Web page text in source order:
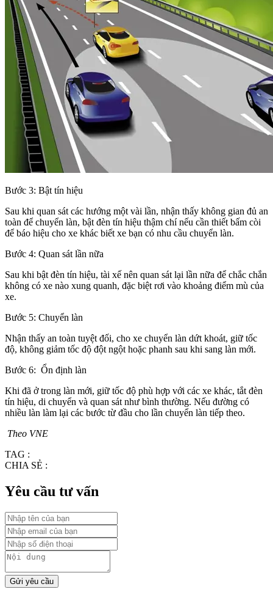
Bước 3: Bật tín hiệu
Sau khi quan sát các hướng một vài lần, nhận thấy không gian đủ an
toàn để chuyển làn, bật đèn tín hiệu thậm chí nếu cần thiết bấm còi
để báo hiệu cho xe khác biết xe bạn có nhu cầu chuyển làn.
Bước 4: Quan sát lần nữa
Sau khi bật đèn tín hiệu, tài xế nên quan sát lại lần nữa để chắc chắn
không có xe nào xung quanh, đặc biệt rơi vào khoảng điểm mù của
xe.
Bước 5: Chuyển làn
Nhận thấy an toàn tuyệt đối, cho xe chuyển làn dứt khoát, giữ tốc
độ, không giảm tốc độ đột ngột hoặc phanh sau khi sang làn mới.
Bước 6: Ổn định làn
Khi đã ở trong làn mới, giữ tốc độ phù hợp với các xe khác, tắt đèn
tín hiệu, di chuyển và quan sát như bình thường. Nếu đường có
nhiều làn làm lại các bước từ đầu cho lần chuyển làn tiếp theo.
Theo VNE
TAG :
CHIA SẺ :
Yêu cầu tư vấn
Gửi yêu cầu